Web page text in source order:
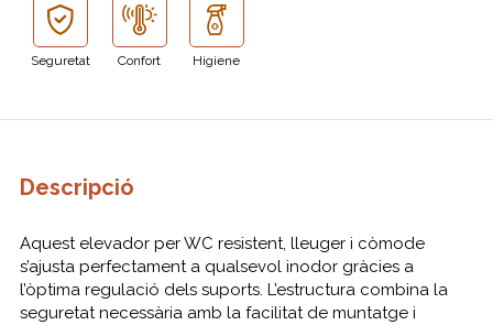
Seguretat Confort Higiene
Descripció
Aquest elevador per WC resistent, lleuger i còmode
s’ajusta perfectament a qualsevol inodor gràcies a
l’òptima regulació dels suports. L’estructura combina la
seguretat necessària amb la facilitat de muntatge i